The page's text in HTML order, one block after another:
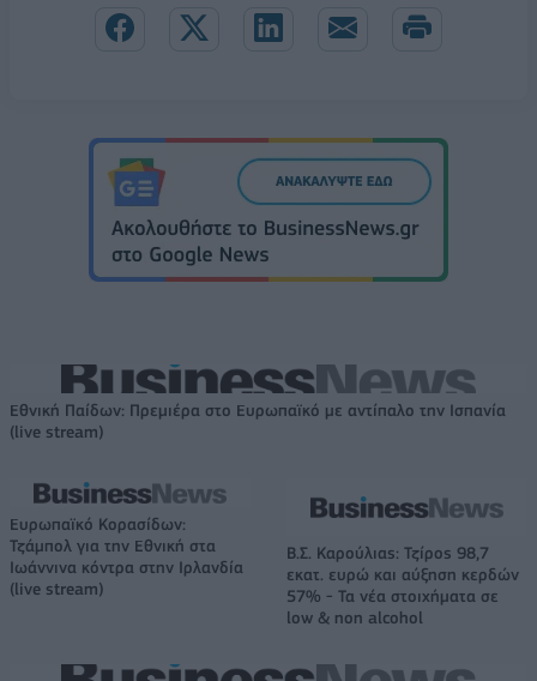
Εθνική Παίδων: Πρεμιέρα στο Ευρωπαϊκό με αντίπαλο την Ισπανία
(live stream)
Ευρωπαϊκό Κορασίδων:
Τζάμπολ για την Εθνική στα
Ιωάννινα κόντρα στην Ιρλανδία
(live stream)
Β.Σ. Καρούλιας: Τζίρος 98,7
εκατ. ευρώ και αύξηση κερδών
57% - Τα νέα στοιχήματα σε
low & non alcohol